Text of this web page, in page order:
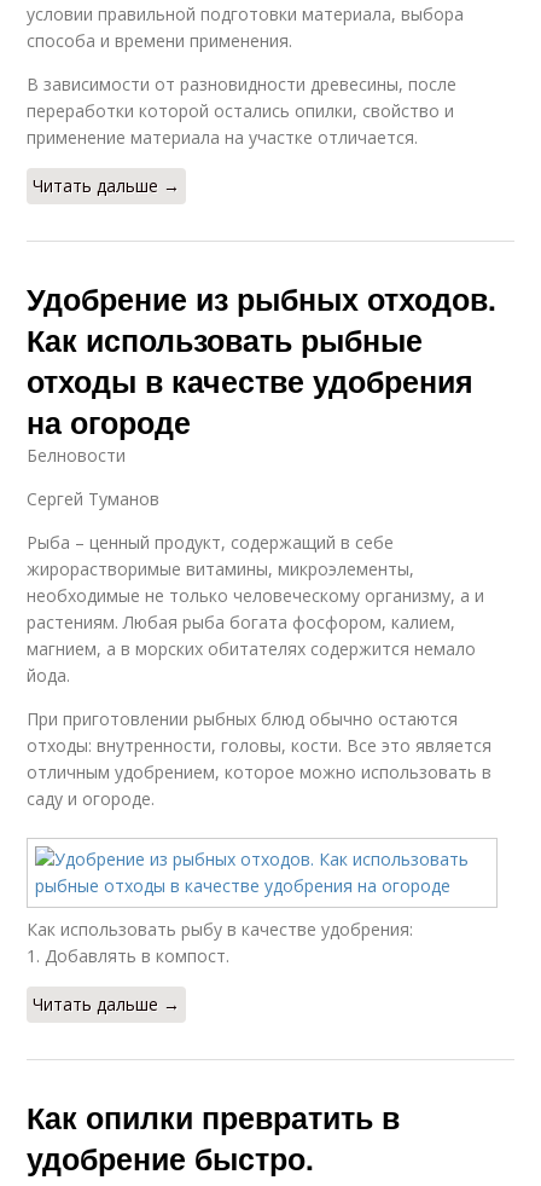
условии правильной подготовки материала, выбора
способа и времени применения.
В зависимости от разновидности древесины, после
переработки которой остались опилки, свойство и
применение материала на участке отличается.
Читать дальше →
Удобрение из рыбных отходов.
Как использовать рыбные
отходы в качестве удобрения
на огороде
Белновости
Сергей Туманов
Рыба – ценный продукт, содержащий в себе
жирорастворимые витамины, микроэлементы,
необходимые не только человеческому организму, а и
растениям. Любая рыба богата фосфором, калием,
магнием, а в морских обитателях содержится немало
йода.
При приготовлении рыбных блюд обычно остаются
отходы: внутренности, головы, кости. Все это является
отличным удобрением, которое можно использовать в
саду и огороде.
Как использовать рыбу в качестве удобрения:
1. Добавлять в компост.
Читать дальше →
Как опилки превратить в
удобрение быстро.